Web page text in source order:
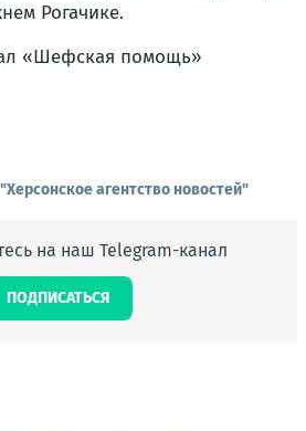
Рогачике.
«Шефская помощь»
агентство новостей"
на наш Telegram-канал
ПОДПИСАТЬСЯ